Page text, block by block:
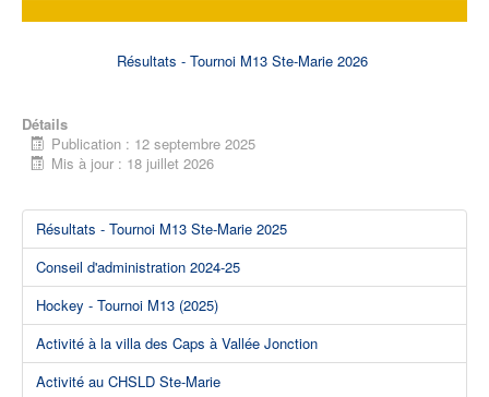
Résultats - Tournoi M13 Ste-Marie 2026
Détails
Publication : 12 septembre 2025
Mis à jour : 18 juillet 2026
Résultats - Tournoi M13 Ste-Marie 2025
Conseil d'administration 2024-25
Hockey - Tournoi M13 (2025)
Activité à la villa des Caps à Vallée Jonction
Activité au CHSLD Ste-Marie